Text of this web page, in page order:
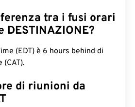
tra i fusi orari
DESTINAZIONE?
(EDT) è 6 hours behind di
(CAT).
di riunioni da